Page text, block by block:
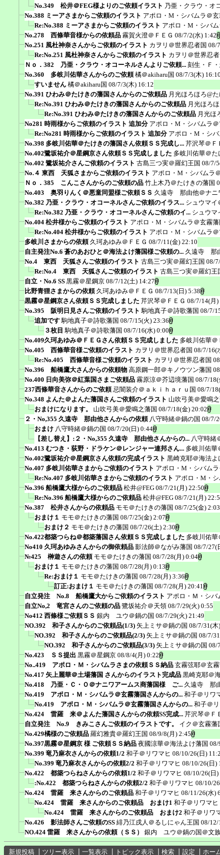
No.349 松井＠FEG様よりのご依頼イラスト 乃亜・クラウ・オ
No.388 ミーアさまからご依頼のイラスト アポロ・M・シバムラ＠
Re:No.388 ミーアさまからご依頼のイラスト アポロ・M・シバ
No.278 西條華音様からの依頼品 霧賀火澄＠ＦＥＧ 08/7/2(水) 1:42
No.251 風杜神奈さんからご依頼のイラスト カヲリ＠世界忍者国 08/
Re:No.251 風杜神奈さんからご依頼のイラスト カヲリ＠世界忍
Ｎｏ．382 乃亜・クラウ・オコーネルさんよりご依頼... 刻生・Ｆ
No.360 多岐川佑華さんからのご依頼 橘＠akiharu国 08/7/3(木)
すいません 橘＠akiharu国 08/7/3(木) 16:12
No.391 ひわみ＠たけきの藩国さんからのご依頼品 月光ほろほろ@
Re:No.391 ひわみ＠たけきの藩国さんからのご依頼品 月光ほろ
Re:No.391 ひわみ＠たけきの藩国さんからのご依頼品 月光ほ
No281 時雨様からご依頼のイラスト 追加分 アポロ・M・シバムラ
Re:No281 時雨様からご依頼のイラスト 追加分 アポロ・M・シ
No.398 多岐川佑華＠たけきの藩国さん依頼ＳＳ完成し... 芹沢琴＠Ｆ
No.402鷺坂祐介＠星鋼京さん依頼ＳＳ完成しました 多岐川佑華＠
No.402 鷺坂祐介さんご依頼のイラスト 古島三つ実＠羅幻王国 08/7/
No.４ 東西 天狐さまからご依頼のイラスト アポロ・M・シバムラ
Ｎｏ．385 こんこさんからのご依頼の品 竹上木乃＠たけきの藩国
No.403 奥羽りんく＠悪童同盟様ご依頼ＳＳ 久遠寺 那由他＠ナニ
No.382 乃亜・クラウ・オコーネルさんご依頼のイラス... シュウマイ
Re:No.382 乃亜・クラウ・オコーネルさんご依頼のイ... シュウマ
No.404 松井様からご依頼のイラスト アポロ・M・シバムラ＠玄霧
Re:No.404 松井様からご依頼のイラスト アポロ・M・シバムラ
多岐川さまからの依頼 久珂あゆみ＠ＦＥＧ 08/7/11(金) 22:10
自主発注No.6 蒼のあおひと＠海法よけ藩国様ご依頼の... 久遠寺 那
No.4 東西 天狐さんご依頼のイラスト 古島三つ実＠羅幻王国 08/
Re:No.4 東西 天狐さんご依頼のイラスト 古島三つ実＠羅幻王
自立・No.6 SS 黒霧＠星鋼京 08/7/12(土) 14:27
比野青狸さまからの依頼 久珂あゆみ＠ＦＥＧ 08/7/13(日) 5:38
黒霧＠星鋼京さん依頼ＳＳ完成しました 芹沢琴＠ＦＥＧ 08/7/14(月)
No.395 阪明日見さんご依頼のイラスト 駒地真子＠詩歌藩国 08/7/
追加です 駒地真子＠詩歌藩国 08/7/15(火) 23:36
３枚目 駒地真子＠詩歌藩国 08/7/16(水) 0:00
No.409久珂あゆみ＠ＦＥＧさん依頼ＳＳ完成しました 多岐川佑華＠
No.405 西條華音様ご依頼のイラスト カヲリ＠世界忍者国 08/7/16(
Re:No.405 西條華音様ご依頼のイラスト カヲリ＠世界忍者国
No.396 船橋鷹大さんからの依頼物 高原鋼一郎＠キノウツン藩国
No.400 日向美弥＠紅葉国さまご依頼品 霧原涼＠芥辺境藩国 08/7/18(
237西條華音さんからのご依頼 忌闇装介＠ａｋｉｈａｒｕ国 08/7/
No.348 よんた＠よんた藩国さんご依頼のイラスト 山吹弓美＠愛鳴
おまけになります。
山吹弓美＠愛鳴之藩国 08/7/18(金) 20:02
２・No,355 久遠寺 那由他さんからの依頼 八守時緒＠鍋の国 08/7/
おまけ 八守時緒＠鍋の国 08/7/20(日) 0:44
【差し替え】:２・No,355 久遠寺 那由他さんからの... 八守時緒
No.413 むつき・荻野・ドラケン＠レンジャー連邦さん... 多岐川佑華
No.402鷺坂祐介＠星鋼京さん依頼の完成イラスト 黒崎克耶＠海法よ
No.407 多岐川佑華さまからご依頼のイラスト アポロ・M・シバム
Re:No.407 多岐川佑華さまからご依頼のイラスト アポロ・M・
No.396 船橋鷹大様からのご依頼品 松井@FEG 08/7/21(月) 22:50
Re:No.396 船橋鷹大様からのご依頼品 松井@FEG 08/7/21(月)
No.387 松井さんからの依頼品 モモ＠たけきの藩国 08/7/25(金) 2:03
おまけ１ モモ＠たけきの藩国 08/7/25(金) 2:07
おまけ２ モモ＠たけきの藩国 08/7/26(土) 2:30
No.422都築つらね＠都築藩国さん依頼ＳＳ完成しました 多岐川佑華
No410 久珂あゆみさんからの御依頼品 影法師＠ながみ藩国 08/7/27(
№425 榊遊さんの依頼 モモ＠たけきの藩国 08/7/28(月) 0:04
おまけ１ モモ＠たけきの藩国 08/7/28(月) 0:13
Re:おまけ１ モモ＠たけきの藩国 08/7/28(月) 3:36
訂正:おまけ１ モモ＠たけきの藩国 08/7/28(月) 20:41
自立発注 No.8 船橋鷹大からご依頼のイラスト アポロ・Ｍ・シバ
自立No,2 竜宮さんのご依頼の品 鷺坂祐介＠天領 08/7/29(火) 0:55
No412 西條様ご依頼ＳＳ 銀内 ユウ＠鍋の国 08/7/29(火) 21:49
NO.392 和子さんからのご依頼品(1/3) 矢上ミサ＠鍋の国 08/7/31(木
NO.392 和子さんからのご依頼品(2/3) 矢上ミサ＠鍋の国 08/7/
NO.392 和子さんからのご依頼品(3/3) 矢上ミサ＠鍋の国 08/
No.423 ＳＳ提出 黒霧＠星鋼京 08/8/4(月) 0:22
No..419 アポロ・Ｍ・シバムラさまの依頼ＳＳ納品 玄霧弦耶＠玄
No.417 矢上麗華＠土場藩国 さんからのイラスト完成品 黒崎克耶＠
No.418 乃亜・Ｃ・Ｏ＠ナニワアームス商藩国様 ご... 久遠寺 那
No.419 アポロ・Ｍ・シバムラ＠玄霧藩国さんからの... 和子＠リワ
No.419 アポロ・Ｍ・シバムラ＠玄霧藩国さんからの... 和子＠
No.424 雷羅 来＠よんた藩国さんからの依頼SS完成... 芹沢琴＠Ｆ
自立発注 No.9 きみこさんご依頼のイラストです。
イク＠玄霧藩
No.429橘様のご依頼品 羅幻雅貴＠羅幻王国 08/9/8(月) 2:45
No.397黒霧＠星鋼京 様 ご依頼ＳＳ納品 夜國涼華＠海法よけ藩国 08/
No.399 竜乃麻衣さんからの依頼1/2 和子＠リワマヒ 08/10/26(日)
No.399 竜乃麻衣さんからの依頼2/2 和子＠リワマヒ 08/10/26(日)
No.422 都築つらねさんからの依頼1/2 和子＠リワマヒ 08/10/26(日)
:No.422 都築つらねさんからの依頼2/2 和子＠リワマヒ 08/10/
No.424 雷羅 来さんからのご依頼品 和子＠リワマヒ 08/11/26(水)
No.424 雷羅 来さんからのご依頼品 おまけ1 和子＠リワマヒ
No.424 雷羅 来さんからのご依頼品 おまけ2 和子＠リワ
No.426 影法師さんご依頼のSS 緋乃江戌人＠るしにゃん王国 08/12/
NO.424 雷羅 来さんからの依頼（ＳＳ）
銀内 ユウ＠鍋の国＠文
新規投稿 ツリー表示 一覧表示 トピック表示 検索 設定 ホー